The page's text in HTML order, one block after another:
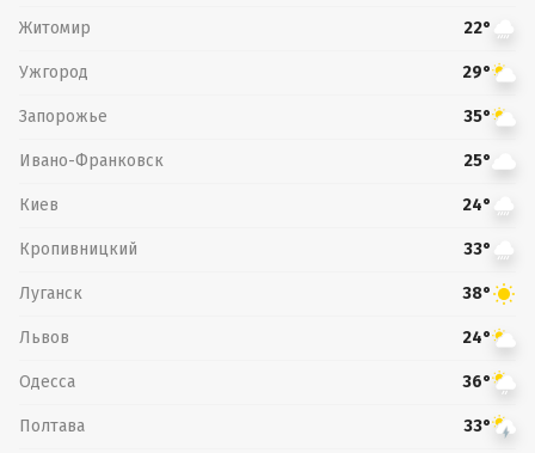
Житомир 22°
Ужгород 29°
Запорожье 35°
Ивано-Франковск 25°
Киев 24°
Кропивницкий 33°
Луганск 38°
Львов 24°
Одесса 36°
Полтава 33°